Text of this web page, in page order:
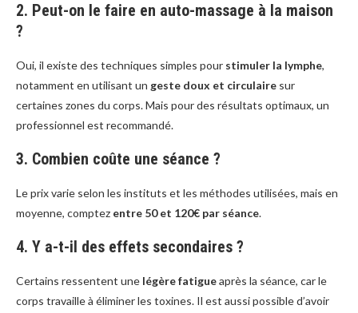
2. Peut-on le faire en auto-massage à la maison
?
Oui, il existe des techniques simples pour stimuler la lymphe,
notamment en utilisant un geste doux et circulaire sur
certaines zones du corps. Mais pour des résultats optimaux, un
professionnel est recommandé.
3. Combien coûte une séance ?
Le prix varie selon les instituts et les méthodes utilisées, mais en
moyenne, comptez entre 50 et 120€ par séance.
4. Y a-t-il des effets secondaires ?
Certains ressentent une légère fatigueaprès la séance, car le
corps travaille à éliminer les toxines. Il est aussi possible d’avoir